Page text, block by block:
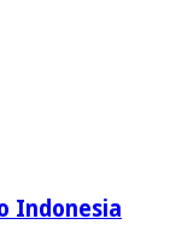
Indonesia